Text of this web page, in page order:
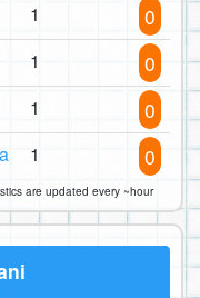
1 0
1 0
1 0
1 0
are updated every ~hour